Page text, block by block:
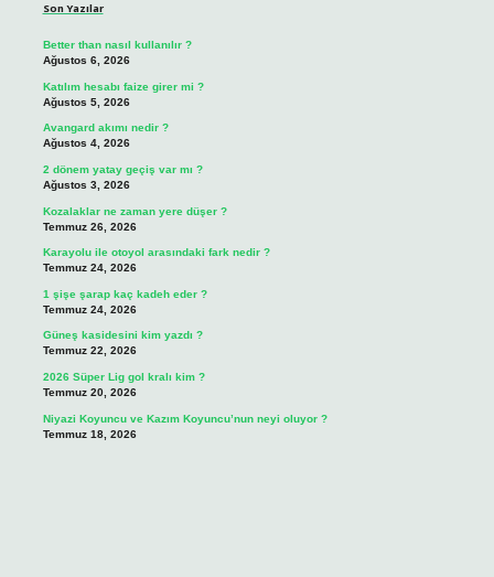
Son Yazılar
Better than nasıl kullanılır ?
Ağustos 6, 2026
Katılım hesabı faize girer mi ?
Ağustos 5, 2026
Avangard akımı nedir ?
Ağustos 4, 2026
2 dönem yatay geçiş var mı ?
Ağustos 3, 2026
Kozalaklar ne zaman yere düşer ?
Temmuz 26, 2026
Karayolu ile otoyol arasındaki fark nedir ?
Temmuz 24, 2026
1 şişe şarap kaç kadeh eder ?
Temmuz 24, 2026
Güneş kasidesini kim yazdı ?
Temmuz 22, 2026
2026 Süper Lig gol kralı kim ?
Temmuz 20, 2026
Niyazi Koyuncu ve Kazım Koyuncu’nun neyi oluyor ?
Temmuz 18, 2026